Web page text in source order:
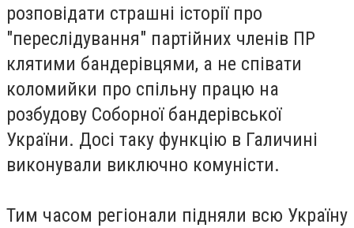
розповідати страшні історії про
"переслідування" партійних членів ПР
клятими бандерівцями, а не співати
коломийки про спільну працю на
розбудову Соборної бандерівської
України. Досі таку функцію в Галичині
виконували виключно комуністи.
Тим часом регіонали підняли всю Україну